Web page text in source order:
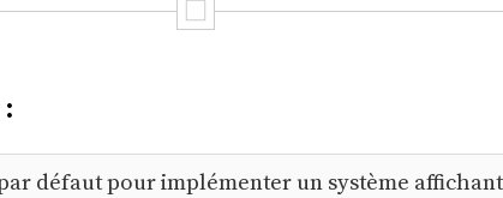
défaut pour implémenter un système